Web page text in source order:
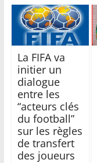
La FIFA va
initier un
dialogue
entre les
“acteurs clés
du football”
sur les règles
de transfert
des joueurs